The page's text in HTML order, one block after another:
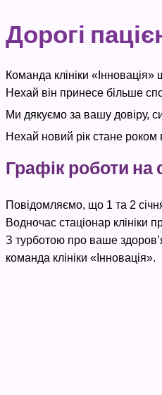
Дорогі
Команда клініки
Нехай він принесе більше
Ми дякуємо за вашу довіру,
Нехай новий рік стане
Графік роботи на
Повідомляємо, що 1 та 2 січня
Водночас стаціонар клініки
З турботою про ваше
команда клініки «Інновація».